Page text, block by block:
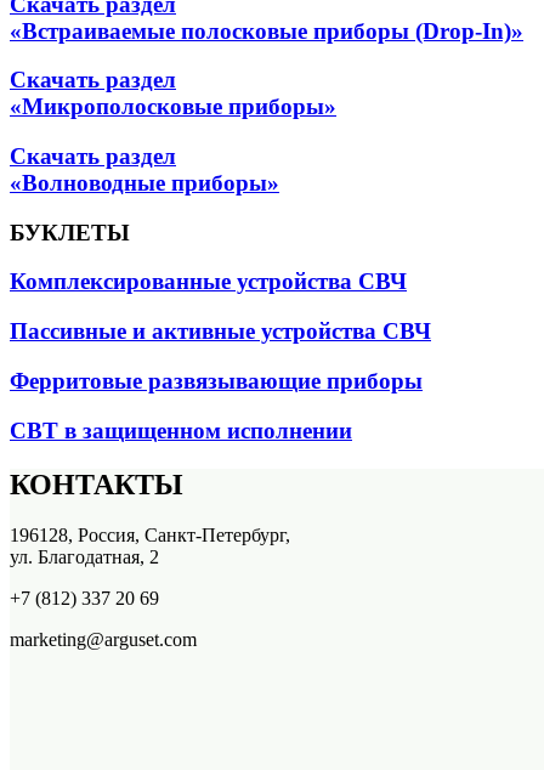
«Встраиваемые полосковые приборы (Drop-In)»
Скачать раздел
«Микрополосковые приборы»
Скачать раздел
«Волноводные приборы»
БУКЛЕТЫ
Комплексированные устройства СВЧ
Пассивные и активные устройства СВЧ
Ферритовые развязывающие приборы
СВТ в защищенном исполнении
КОНТАКТЫ
196128, Россия, Санкт-Петербург,
ул. Благодатная, 2
+7 (812) 337 20 69
marketing@arguset.com